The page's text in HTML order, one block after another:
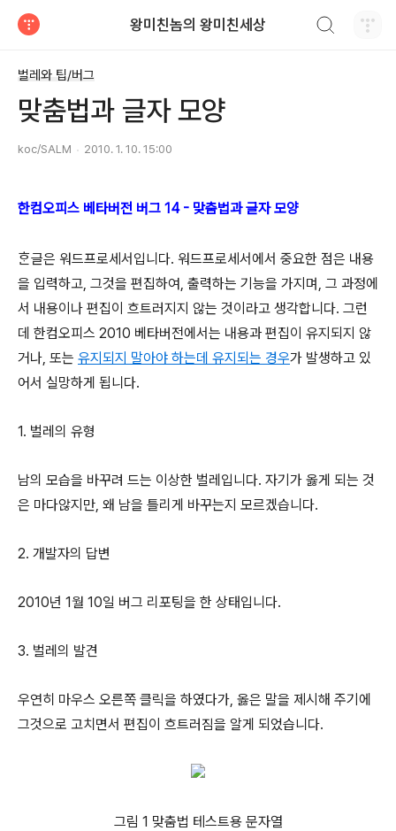
왕미친놈의 왕미친세상
벌레와 팁/버그
맞춤법과 글자 모양
koc/SALM 2010. 1. 10. 15:00
한컴오피스 베타버전 버그 14 - 맞춤법과 글자 모양
ᄒᆞᆫ글은 워드프로세서입니다. 워드프로세서에서 중요한 점은 내용
을 입력하고, 그것을 편집하여, 출력하는 기능을 가지며, 그 과정에
서 내용이나 편집이 흐트러지지 않는 것이라고 생각합니다. 그런
데 한컴오피스 2010 베타버전에서는 내용과 편집이 유지되지 않
거나, 또는 유지되지 말아야 하는데 유지되는 경우가 발생하고 있
어서 실망하게 됩니다.
1. 벌레의 유형
남의 모습을 바꾸려 드는 이상한 벌레입니다. 자기가 옳게 되는 것
은 마다않지만, 왜 남을 틀리게 바꾸는지 모르겠습니다.
2. 개발자의 답변
2010년 1월 10일 버그 리포팅을 한 상태입니다.
3. 벌레의 발견
우연히 마우스 오른쪽 클릭을 하였다가, 옳은 말을 제시해 주기에
그것으로 고치면서 편집이 흐트러짐을 알게 되었습니다.
그림 1 맞춤법 테스트용 문자열